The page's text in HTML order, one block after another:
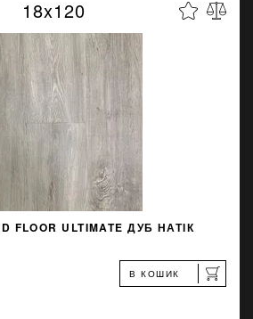
18x120
FLOOR ULTIMATE ДУБ НАТІК
В КОШИК